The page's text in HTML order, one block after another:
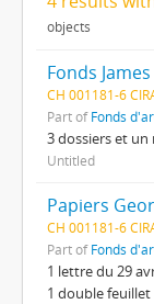
objects
Fonds
CH 001181-6
Part ofFonds
3 dossiers et un
Untitled
CH 001181-6
Part ofFonds
1 lettre du 29
1 double